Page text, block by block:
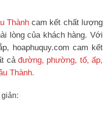
Thànhcam kết chất lượng
lòng của khách hàng. Với
hoaphuquy.com cam kết
cả đường, phường, tổ, ấp,
Thành.